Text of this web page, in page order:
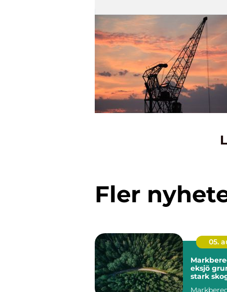
Fler
05.
eksjö grunden för
stark